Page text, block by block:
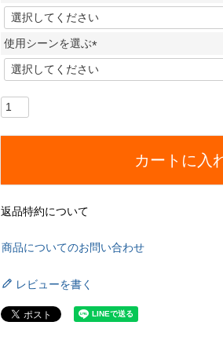
)
(
必
須
)
使用シーンを選ぶ
必
カートに入
返品特約について
商品についてのお問い合わせ
レビューを書く